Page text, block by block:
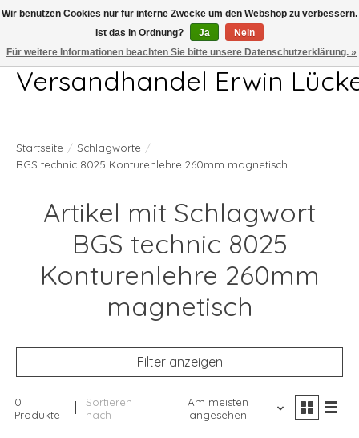
Telefon 04407 715872 MO-DO 7.00-17.00Uhr FR 7.00-13.00Uhr
Versandhandel Erwin
Startseite / Schlagworte /
BGS technic 8025 Konturenlehre 260mm magnetisch
Artikel mit Schlagwort
BGS technic 8025
Konturenlehre 260mm
magnetisch
Filter anzeigen
0
Produkte
Sortieren
nach
Am meisten
angesehen
Wir benutzen Cookies nur für interne Zwecke um den Webshop zu verbessern.
Ist das in Ordnung?
Ja
Nein
Für weitere Informationen beachten Sie bitte unsere Datenschutzerklärung. »